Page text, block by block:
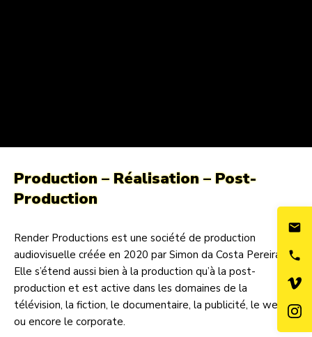
Production – Réalisation – Post-
Production
Render Productions est une société de production
audiovisuelle créée en 2020 par Simon da Costa Pereira.
Elle s’étend aussi bien à la production qu’à la post-
production et est active dans les domaines de la
télévision, la fiction, le documentaire, la publicité, le web
ou encore le corporate.